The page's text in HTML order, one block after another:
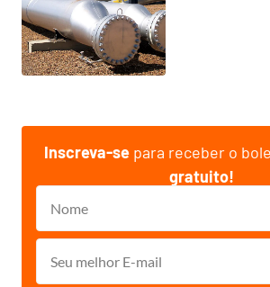
Inscreva-se para receber o
gratuito!